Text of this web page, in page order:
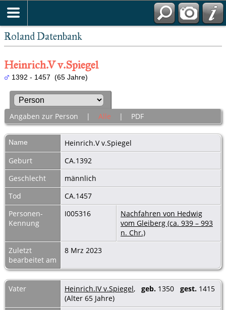
Roland Datenbank
Heinrich.V v.Spiegel
1392 - 1457 (65 Jahre)
Angaben zur Person | Alle | PDF
Name Heinrich.V v.Spiegel
Geburt
CA.1392
Geschlecht
männlich
Tod
CA.1457
Personen-
Kennung
I005316
Nachfahren von Hedwig
vom Gleiberg (ca. 939 – 993
n. Chr.)
Zuletzt
bearbeitet am
8 Mrz 2023
Vater Heinrich.IV v.Spiegel, geb. 1350 gest. 1415
(Alter 65 Jahre)